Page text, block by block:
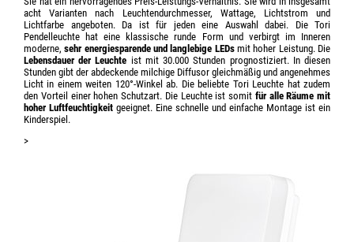
acht Varianten nach Leuchtendurchmesser, Wattage, Lichtstrom und
Lichtfarbe angeboten. Da ist für jeden eine Auswahl dabei. Die Tori
Pendelleuchte hat eine klassische runde Form und verbirgt im Inneren
moderne,sehr energiesparende und langlebige LEDsmit hoher Leistung. Die
Lebensdauer der Leuchte ist mit 30.000 Stunden prognostiziert. In diesen
Stunden gibt der abdeckende milchige Diffusor gleichmäßig und angenehmes
Licht in einem weiten 120°-Winkel ab. Die beliebte Tori Leuchte hat zudem
den Vorteil einer hohen Schutzart. Die Leuchte ist somit für alle Räume mit
hoher Luftfeuchtigkeit geeignet. Eine schnelle und einfache Montage ist ein
Kinderspiel.
>